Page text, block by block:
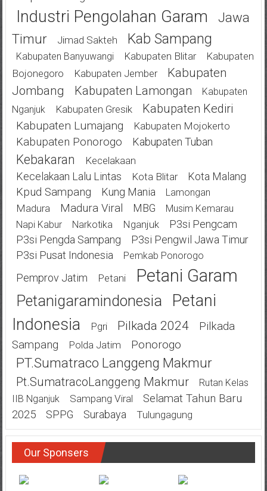
Industri Pengolahan Garam
Jawa
Timur
Jimad Sakteh Kab Sampang
Kabupaten Banyuwangi Kabupaten Blitar
Kabupaten
Bojonegoro
Kabupaten Jember
Kabupaten
Jombang
Kabupaten Lamongan
Kabupaten
Nganjuk
Kabupaten Gresik Kabupaten Kediri
Kabupaten Lumajang Kabupaten Mojokerto
Kabupaten Ponorogo Kabupaten Tuban
Kebakaran Kecelakaan
Kecelakaan Lalu Lintas Kota Blitar Kota Malang
Kpud Sampang Kung Mania Lamongan
Madura Madura Viral MBG
Musim Kemarau
Napi Kabur
Narkotika Nganjuk
P3si Pengcam
P3si Pengda Sampang
P3si Pengwil Jawa Timur
P3si Pusat Indonesia
Pemkab Ponorogo
Pemprov Jatim Petani Petani Garam
Petanigaramindonesia
Petani
Indonesia
Pgri Pilkada 2024
Pilkada
Sampang
Polda Jatim Ponorogo
PT.Sumatraco Langgeng Makmur
Pt.SumatracoLanggeng Makmur
Rutan Kelas
IIB Nganjuk
Sampang Viral
Selamat Tahun Baru
2025
SPPG Surabaya Tulungagung
Our Sponsers